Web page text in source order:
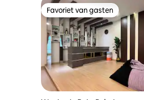
Favoriet van gasten
Favoriet van gasten